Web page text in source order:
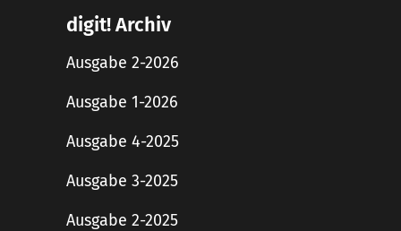
digit! Archiv
Ausgabe 2-2026
Ausgabe 1-2026
Ausgabe 4-2025
Ausgabe 3-2025
Ausgabe 2-2025